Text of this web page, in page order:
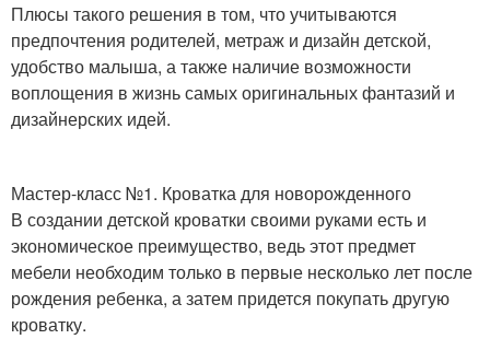
Плюсы такого решения в том, что учитываются
предпочтения родителей, метраж и дизайн детской,
удобство малыша, а также наличие возможности
воплощения в жизнь самых оригинальных фантазий и
дизайнерских идей.
Мастер-класс №1. Кроватка для новорожденного
В создании детской кроватки своими руками есть и
экономическое преимущество, ведь этот предмет
мебели необходим только в первые несколько лет после
рождения ребенка, а затем придется покупать другую
кроватку.